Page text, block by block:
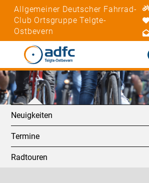
Allgemeiner Deutscher Fahrrad-
Club Ortsgruppe Telgte-
Ostbevern
Neuigkeiten
Termine
Radtouren